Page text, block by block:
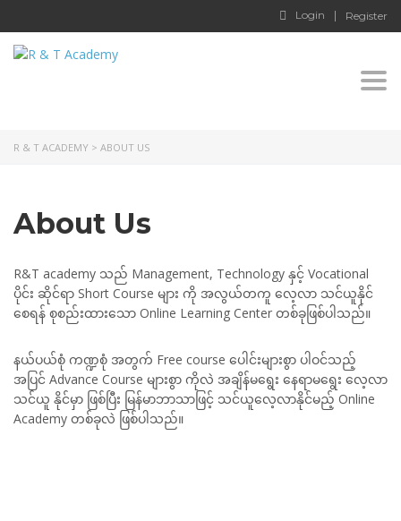
Login Register
R & T ACADEMY > ABOUT US
About Us
R&T academy သည် Management, Technology နှင့် Vocational
ပိုင်း ဆိုင်ရာ Short Course များ ကို အလွယ်တကူ လေ့လာ သင်ယူနိုင်
စေရန် စုစည်းထားသော Online Learning Center တစ်ခုဖြစ်ပါသည်။
နယ်ပယ်စုံ ကဏ္ဍစုံ အတွက် Free course ပေါင်းများစွာ ပါဝင်သည့်
အပြင် Advance Course များစွာ ကိုလဲ အချိန်မရွေး နေရာမရွေး လေ့လာ
သင်ယူ နိုင်မှာ ဖြစ်ပြီး မြန်မာဘာသာဖြင့် သင်ယူလေ့လာနိုင်မည့် Online
Academy တစ်ခုလဲ ဖြစ်ပါသည်။